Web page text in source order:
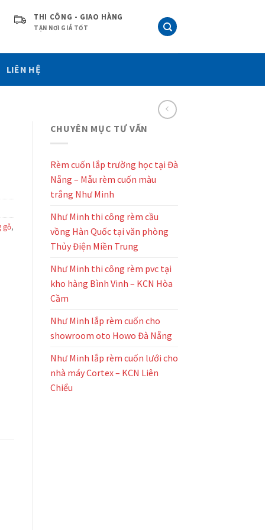
THI CÔNG - GIAO HÀNG
TẬN NƠI GIÁ TỐT
LIÊN HỆ
gỗ,
CHUYÊN MỤC TƯ VẤN
Rèm cuốn lắp trường học tại Đà
Nẵng – Mẫu rèm cuốn màu
trắng Như Minh
Như Minh thi công rèm cầu
vồng Hàn Quốc tại văn phòng
Thủy Điện Miền Trung
Như Minh thi công rèm pvc tại
kho hàng Bình Vinh – KCN Hòa
Cầm
Như Minh lắp rèm cuốn cho
showroom oto Howo Đà Nẵng
Như Minh lắp rèm cuốn lưới cho
nhà máy Cortex – KCN Liên
Chiểu